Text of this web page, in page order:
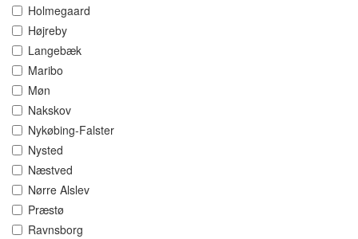
Holmegaard
Højreby
Langebæk
Maribo
Møn
Nakskov
Nykøbing-Falster
Nysted
Næstved
Nørre Alslev
Præstø
Ravnsborg